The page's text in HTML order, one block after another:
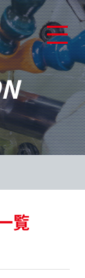
覧